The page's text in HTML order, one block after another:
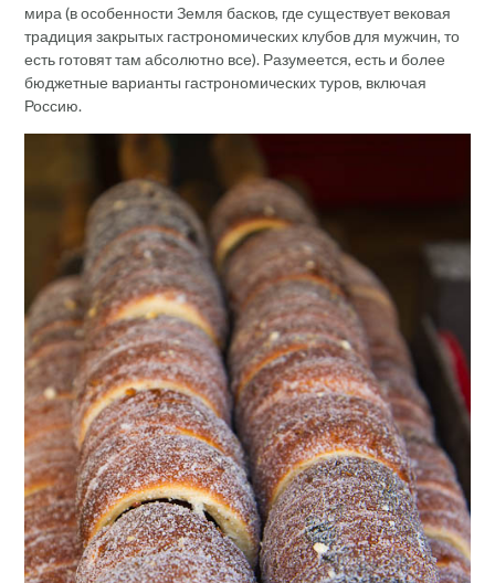
мира (в особенности Земля басков, где существует вековая
традиция закрытых гастрономических клубов для мужчин, то
есть готовят там абсолютно все). Разумеется, есть и более
бюджетные варианты гастрономических туров, включая
Россию.